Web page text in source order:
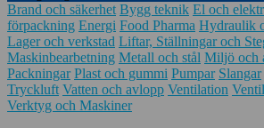
Brand och säkerhet Bygg teknik El och
förpackning Energi Food Pharma Hydraulik
Lager och verkstad Liftar, Ställningar och
Maskinbearbetning Metall och stål Miljö och
Packningar Plast och gummi Pumpar Slangar
Tryckluft Vatten och avlopp Ventilation
Verktyg och Maskiner